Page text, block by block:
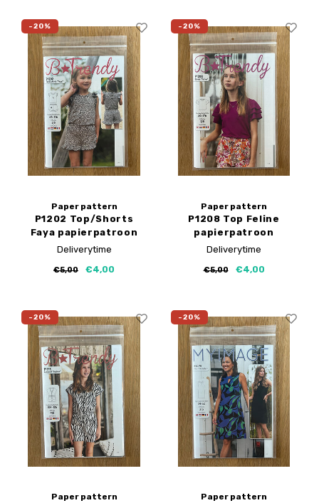
-20%
Paper pattern
P1202 Top/Shorts
Faya papierpatroon
Deliverytime
€5,00 €4,00
-20%
Paper pattern
P1208 Top Feline
papierpatroon
Deliverytime
€5,00 €4,00
-20%
Paper pattern
-20%
Paper pattern